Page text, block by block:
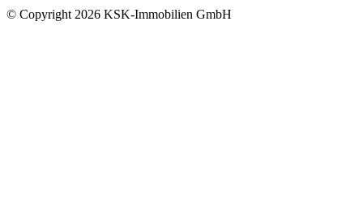
© Copyright 2026 KSK-Immobilien GmbH